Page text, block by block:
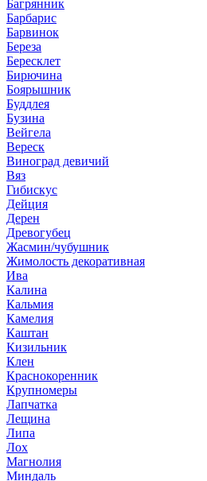
Багрянник
Барбарис
Барвинок
Береза
Бересклет
Бирючина
Боярышник
Буддлея
Бузина
Вейгела
Вереск
Виноград девичий
Вяз
Гибискус
Дейция
Дерен
Древогубец
Жасмин/чубушник
Жимолость декоративная
Ива
Калина
Кальмия
Камелия
Каштан
Кизильник
Клен
Краснокоренник
Крупномеры
Лапчатка
Лещина
Липа
Лох
Магнолия
Миндаль